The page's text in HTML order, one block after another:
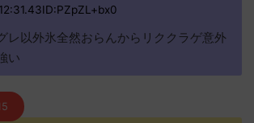
レ以外氷全然おらんからリククラゲ意外
い